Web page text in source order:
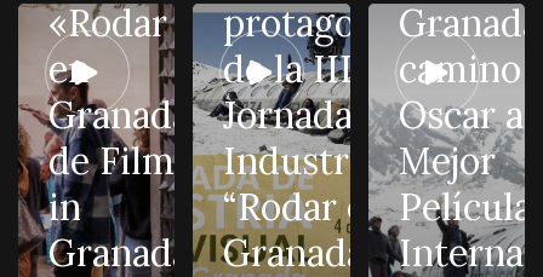
«Rodar
en
Granada»
de Film
in
Granada
protagonistas
de la III
Jornada de
Industria
“Rodar en
Granada”
camino
Oscar a
Mejor
Película